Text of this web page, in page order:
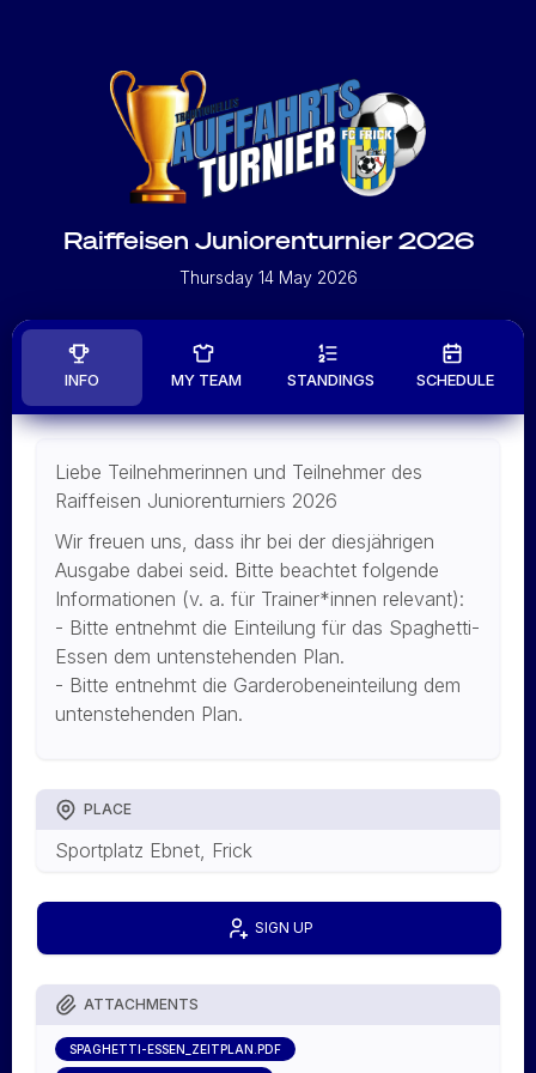
Raiffeisen Juniorenturnier 2026
Thursday 14 May 2026
INFO MY TEAM STANDINGS SCHEDULE
Liebe Teilnehmerinnen und Teilnehmer des
Raiffeisen Juniorenturniers 2026
Wir freuen uns, dass ihr bei der diesjährigen
Ausgabe dabei seid. Bitte beachtet folgende
Informationen (v. a. für Trainer*innen relevant):
- Bitte entnehmt die Einteilung für das Spaghetti-
Essen dem untenstehenden Plan.
- Bitte entnehmt die Garderobeneinteilung dem
untenstehenden Plan.
PLACE
Sportplatz Ebnet, Frick
SIGN UP
ATTACHMENTS
SPAGHETTI-ESSEN_ZEITPLAN.PDF